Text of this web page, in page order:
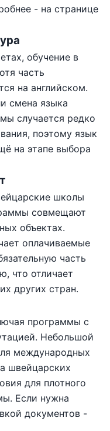
- на странице
обучение в
часть
на английском.
смена языка
случается редко
поэтому язык
на этапе выбора
школы
совмещают
объектах.
оплачиваемые
часть
что отличает
других стран.
программы с
Небольшой
международных
швейцарских
для плотного
Если нужна
документов -